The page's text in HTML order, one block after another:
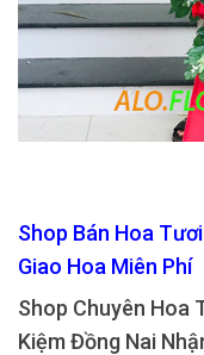
Shop Bán Hoa
Giao Hoa Miên Phí
Shop Chuyên Hoa
Kiệm Đồng Nai